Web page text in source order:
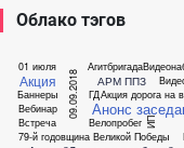
Облако тэгов
01 июля
09.09.2018
79-й годовщина Великой Победы
АРМ ППЗ
Агитбригада
Акция
Акция дорога на
Анонс
Баннеры
Вебинар
Велопробег
Встреча
ГД
ИП